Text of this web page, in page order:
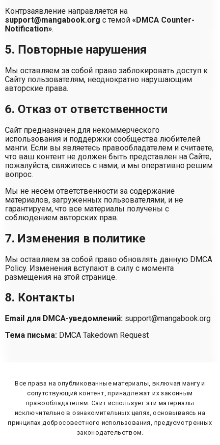
Контрзаявление направляется на
support@mangabook.org с темой «DMCA Counter-
Notification».
5. Повторные нарушения
Мы оставляем за собой право заблокировать доступ к
Сайту пользователям, неоднократно нарушающим
авторские права.
6. Отказ от ответственности
Сайт предназначен для некоммерческого
использования и поддержки сообщества любителей
манги. Если вы являетесь правообладателем и считаете,
что ваш контент не должен быть представлен на Сайте,
пожалуйста, свяжитесь с нами, и мы оперативно решим
вопрос.
Мы не несём ответственности за содержание
материалов, загруженных пользователями, и не
гарантируем, что все материалы получены с
соблюдением авторских прав.
7. Изменения в политике
Мы оставляем за собой право обновлять данную DMCA
Policy. Изменения вступают в силу с момента
размещения на этой странице.
8. Контакты
Email для DMCA-уведомлений: support@mangabook.org
Тема письма: DMCA Takedown Request
Все права на опубликованные материалы, включая мангу и
сопутствующий контент, принадлежат их законным
правообладателям. Сайт использует эти материалы
исключительно в ознакомительных целях, основываясь на
принципах добросовестного использования, предусмотренных
законодательством.